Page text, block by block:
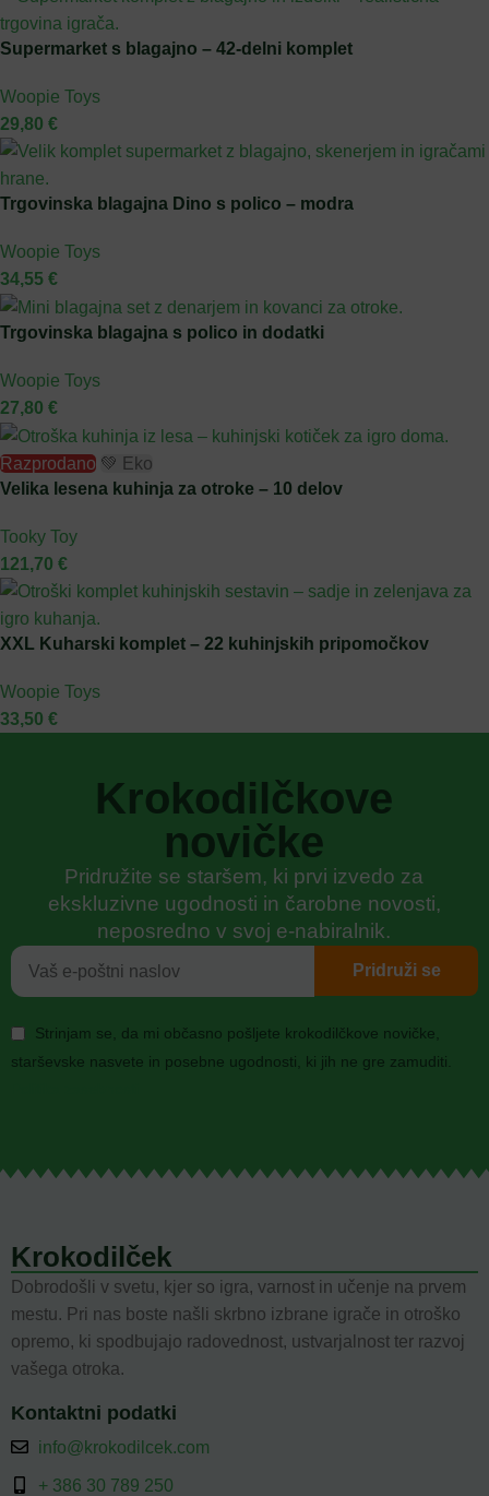
Supermarket s blagajno – 42-delni komplet
Woopie Toys
29,80 €
Trgovinska blagajna Dino s polico – modra
Woopie Toys
34,55 €
Trgovinska blagajna s polico in dodatki
Woopie Toys
27,80 €
Razprodano 💚 Eko
Velika lesena kuhinja za otroke – 10 delov
Tooky Toy
121,70 €
XXL Kuharski komplet – 22 kuhinjskih pripomočkov
Woopie Toys
33,50 €
Krokodilčkove
novičke
Pridružite se staršem, ki prvi izvedo za
ekskluzivne ugodnosti in čarobne novosti,
neposredno v svoj e-nabiralnik.
Strinjam se, da mi občasno pošljete krokodilčkove novičke,
starševske nasvete in posebne ugodnosti, ki jih ne gre zamuditi.
Pridruži se
Krokodilček
Dobrodošli v svetu, kjer so igra, varnost in učenje na prvem
mestu. Pri nas boste našli skrbno izbrane igrače in otroško
opremo, ki spodbujajo radovednost, ustvarjalnost ter razvoj
vašega otroka.
Kontaktni podatki
info@krokodilcek.com
+ 386 30 789 250